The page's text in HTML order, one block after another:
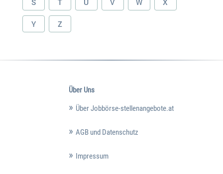
S T U V W X
Y Z
Über Uns
Über Jobbörse-stellenangebote.at
AGB und Datenschutz
Impressum